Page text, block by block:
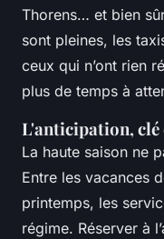
Thorens… et bien
sont pleines, les
ceux qui n’ont rien
plus de temps à
L'anticipation,
La haute saison ne
Entre les vacances
printemps, les
régime. Réserver à